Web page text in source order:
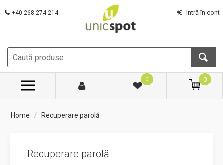
+40 268 274 214 Intră în cont
0 0
Home / Recuperare parolă
Recuperare parolă